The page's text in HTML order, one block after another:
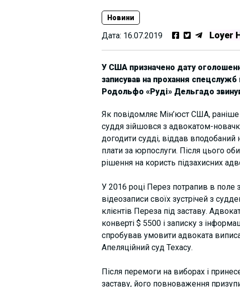
Новини
Дата: 16.07.2019 Loyer
У США призначено дату
записував на прохання
Родольфо «Руді» Дельгадо
Як повідомляє Мін’юст США,
суддя зійшовся з адвокатом-
догодити судді, віддав вподобаний
плати за юрпослуги. Після цього
рішення на користь підзахисних
У 2016 році Перез потрапив в поле
відеозаписи своїх зустрічей з
клієнтів Переза ​​під заставу.
конверті $ 5500 і записку з
спробував умовити адвоката
Апеляційний суд Техасу.
Після перемоги на виборах і
заставу, його повноваження